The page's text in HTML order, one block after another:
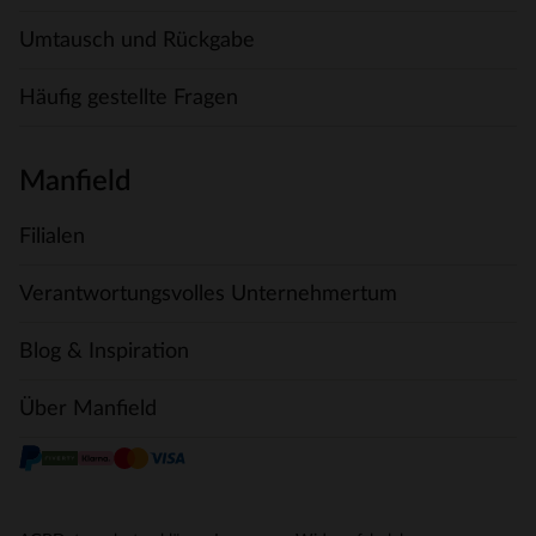
Umtausch und Rückgabe
Häufig gestellte Fragen
Manfield
Filialen
Verantwortungsvolles Unternehmertum
Blog & Inspiration
Über Manfield